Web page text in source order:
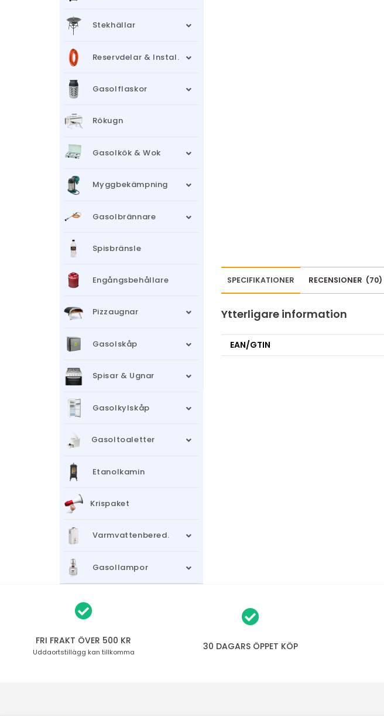
SPECIFIKATIONER RECENSIONER (70)
Ytterligare information
EAN/GTIN
Stekhällar
Reservdelar & Instal.
Gasolflaskor
Rökugn
Gasolkök & Wok
Myggbekämpning
Gasolbrännare
Spisbränsle
Engångsbehållare
Pizzaugnar
Gasolskåp
Spisar & Ugnar
Gasolkylskåp
Gasoltoaletter
Etanolkamin
Krispaket
Varmvattenbered.
Gasollampor
FRI FRAKT ÖVER 500 KR
Uddaortstillägg kan tillkomma 30 DAGARS ÖPPET KÖP